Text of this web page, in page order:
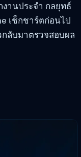
านประจำ กลยุทธ์
เช็กชาร์ตก่อนไป
กลับมาตรวจสอบผล